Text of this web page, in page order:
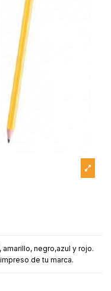
negro,azul y rojo.
de tu marca.